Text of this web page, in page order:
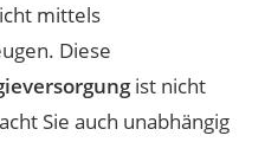
mittels
Diese
ist nicht
Sie auch unabhängig